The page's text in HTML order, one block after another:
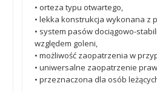
• orteza typu otwartego,
• lekka konstrukcja wykonana z
• system pasów dociągowo-
względem goleni,
• możliwość zaopatrzenia w
• uniwersalne zaopatrzenie
• przeznaczona dla osób